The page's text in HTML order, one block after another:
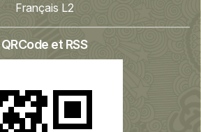
Français L2
QRCode et RSS